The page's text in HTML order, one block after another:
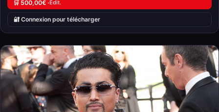
🛒 500,00€ ·Édit.
🔐 Connexion pour télécharger